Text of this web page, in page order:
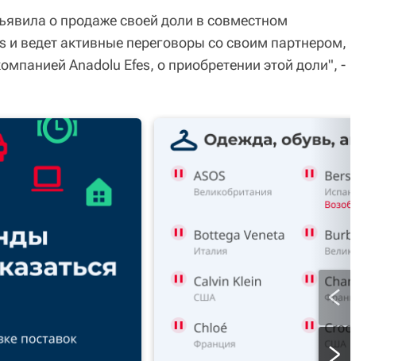
о продаже своей доли в совместном
и ведет активные переговоры со своим партнером,
Anadolu Efes, о приобретении этой доли", -